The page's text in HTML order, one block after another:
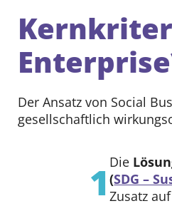
Der Ansatz von Social
gesellschaftlich
1Die
(SDG –
Zusatz